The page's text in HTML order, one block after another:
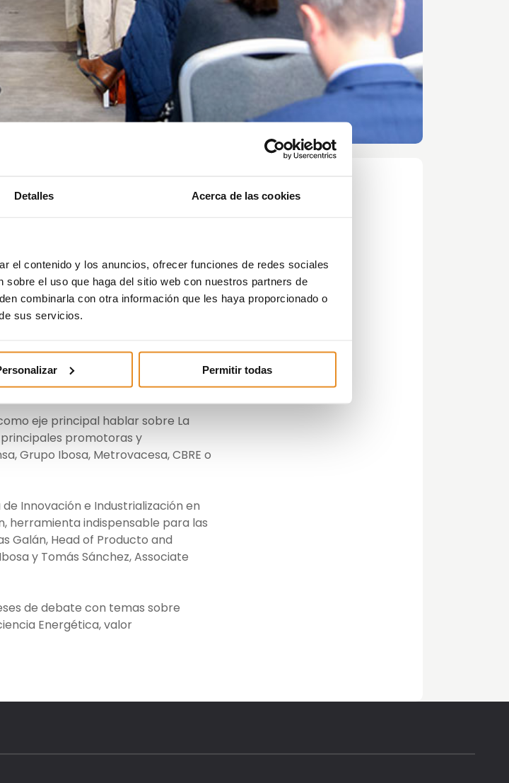
Detalles Acerca de las cookies
el contenido y los anuncios, ofrecer funciones de redes sociales
el uso que haga del sitio web con nuestros partners de
combinarla con otra información que les haya proporcionado o
sus servicios.
Permitir todas
Innovación e
asiste al III
de «La
en la Sala Neptuno III del
eje principal hablar sobre La
promotoras y
Grupo Ibosa, Metrovacesa, CBRE o
Innovación e Industrialización en
herramienta indispensable para las
Galán, Head of Producto and
y Tomás Sánchez, Associate
de debate con temas sobre
Energética, valor